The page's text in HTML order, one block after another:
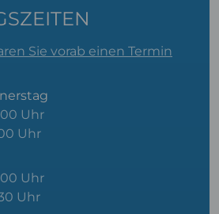
Sie vorab einen Termin
Uhr
Uhr
Uhr
Uhr